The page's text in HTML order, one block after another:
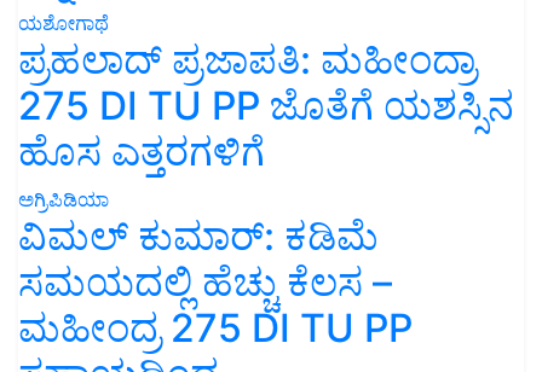
ಯಶೋಗಾಥೆ
ಪ್ರಹಲಾದ್ ಪ್ರಜಾಪತಿ: ಮಹೀಂದ್ರಾ
275 DI TU PP ಜೊತೆಗೆ ಯಶಸ್ಸಿನ
ಹೊಸ ಎತ್ತರಗಳಿಗೆ
ಅಗ್ರಿಪಿಡಿಯಾ
ವಿಮಲ್ ಕುಮಾರ್: ಕಡಿಮೆ
ಸಮಯದಲ್ಲಿ ಹೆಚ್ಚು ಕೆಲಸ –
ಮಹೀಂದ್ರ 275 DI TU PP